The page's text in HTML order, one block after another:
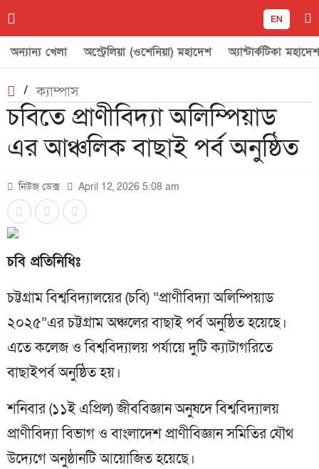
EN
অন্যান্য খেলা অস্ট্রেলিয়া (ওশেনিয়া) মহাদেশ অ্যান্টার্কটিকা মহাদেশ
/ক্যাম্পাস
চবিতে প্রাণীবিদ্যা অলিম্পিয়াড
এর আঞ্চলিক বাছাই পর্ব অনুষ্ঠিত
নিউজ ডেক্স April 12, 2026 5:08 am
চবি প্রতিনিধিঃ
চট্টগ্রাম বিশ্ববিদ্যালয়ের (চবি) “প্রাণীবিদ্যা অলিম্পিয়াড
২০২৫”এর চট্টগ্রাম অঞ্চলের বাছাই পর্ব অনুষ্ঠিত হয়েছে।
এতে কলেজ ও বিশ্ববিদ্যালয় পর্যায়ে দুটি ক্যাটাগরিতে
বাছাইপর্ব অনুষ্ঠিত হয়।
শনিবার (১১ই এপ্রিল) জীববিজ্ঞান অনুষদে বিশ্ববিদ্যালয়
প্রাণীবিদ্যা বিভাগ ও বাংলাদেশ প্রাণীবিজ্ঞান সমিতির যৌথ
উদ্যেগে অনুষ্ঠানটি আয়োজিত হয়েছে।